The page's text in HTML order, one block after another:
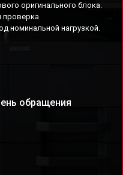
оригинального блока.
проверка
номинальной нагрузкой.
обращения